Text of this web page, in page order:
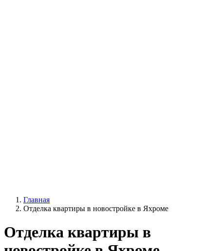
Главная
Отделка квартиры в новостройке в Яхроме
Отделка квартиры в